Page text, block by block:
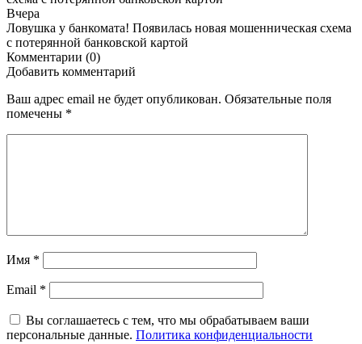
Вчера
Ловушка у банкомата! Появилась новая мошенническая схема
с потерянной банковской картой
Комментарии (0)
Добавить комментарий
Ваш адрес email не будет опубликован. Обязательные поля
помечены *
Имя *
Email *
Вы соглашаетесь с тем, что мы обрабатываем ваши
персональные данные. Политика конфиденциальности